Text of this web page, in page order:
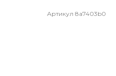
Артикул 8a7403b0